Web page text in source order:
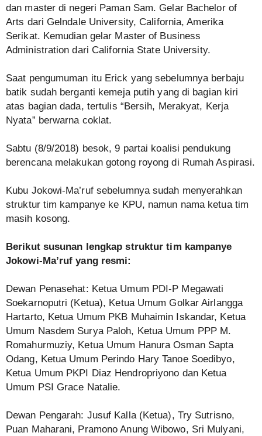
dan master di negeri Paman Sam. Gelar Bachelor of
Arts dari Gelndale University, California, Amerika
Serikat. Kemudian gelar Master of Business
Administration dari California State University.
Saat pengumuman itu Erick yang sebelumnya berbaju
batik sudah berganti kemeja putih yang di bagian kiri
atas bagian dada, tertulis “Bersih, Merakyat, Kerja
Nyata” berwarna coklat.
Sabtu (8/9/2018) besok, 9 partai koalisi pendukung
berencana melakukan gotong royong di Rumah Aspirasi.
Kubu Jokowi-Ma’ruf sebelumnya sudah menyerahkan
struktur tim kampanye ke KPU, namun nama ketua tim
masih kosong.
Berikut susunan lengkap struktur tim kampanye
Jokowi-Ma’ruf yang resmi:
Dewan Penasehat: Ketua Umum PDI-P Megawati
Soekarnoputri (Ketua), Ketua Umum Golkar Airlangga
Hartarto, Ketua Umum PKB Muhaimin Iskandar, Ketua
Umum Nasdem Surya Paloh, Ketua Umum PPP M.
Romahurmuziy, Ketua Umum Hanura Osman Sapta
Odang, Ketua Umum Perindo Hary Tanoe Soedibyo,
Ketua Umum PKPI Diaz Hendropriyono dan Ketua
Umum PSI Grace Natalie.
Dewan Pengarah: Jusuf Kalla (Ketua), Try Sutrisno,
Puan Maharani, Pramono Anung Wibowo, Sri Mulyani,